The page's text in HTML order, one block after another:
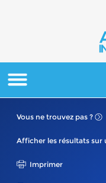
Vous ne trouvez pas ?
Afficher les résultats sur
Imprimer